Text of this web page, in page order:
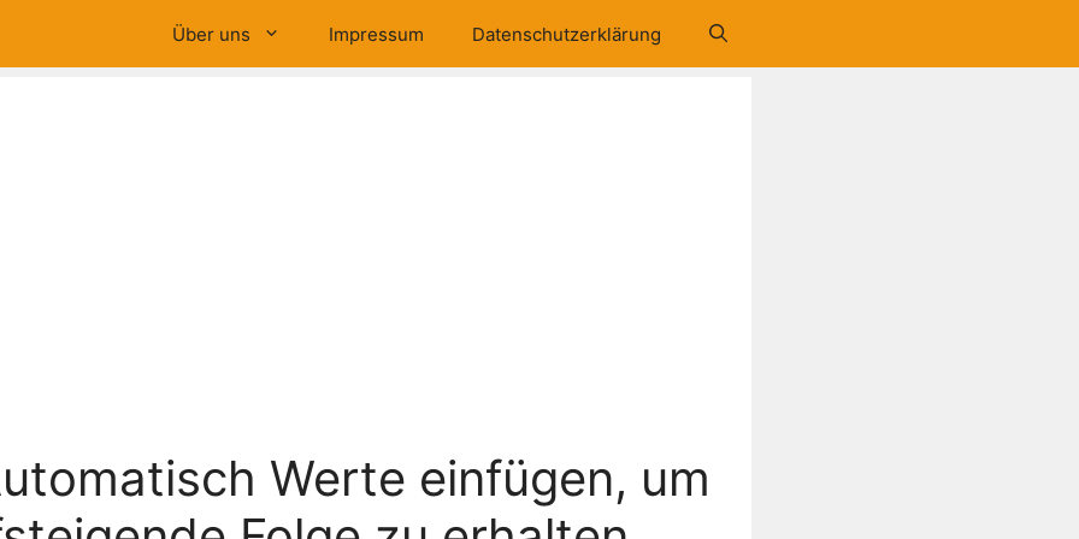
Über uns Impressum Datenschutzerklärung
Werte einfügen, um